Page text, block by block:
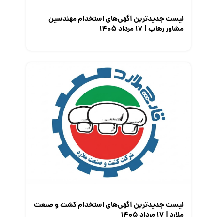
لیست جدیدترین آگهی‌های استخدام مهندسین
مشاور رهاب | ۱۷ مرداد ۱۴۰۵
لیست جدیدترین آگهی‌های استخدام کشت و صنعت